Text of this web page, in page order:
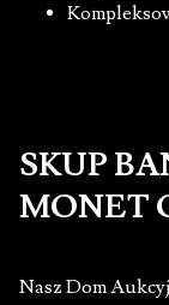
SKUP
MONET
Nasz Dom